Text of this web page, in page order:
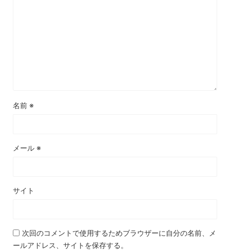
名前 ※
メール ※
サイト
次回のコメントで使用するためブラウザーに自分の名前、メ
ールアドレス、サイトを保存する。